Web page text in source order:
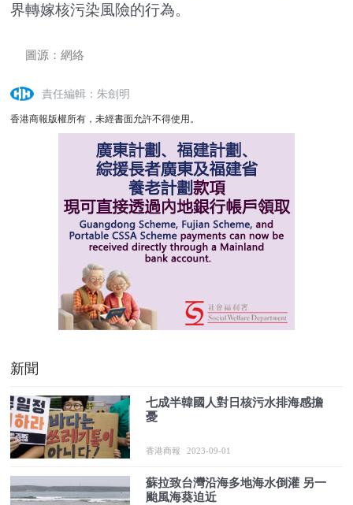
界轉嫁核污染風險的行為。
圖源：網絡
責任編輯：朱劍明
香港商報版權所有，未經書面允許不得使用。
新聞
七成半韓國人對日核污水排海感擔
憂
香港商報 2023-09-01
蘇拉致台灣沿海多地海水倒灌 另一
颱風海葵迫近